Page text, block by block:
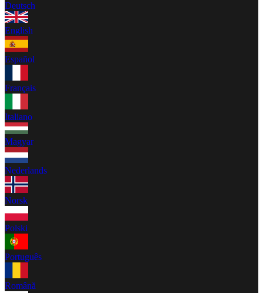
Deutsch
English
Español
Français
Italiano
Magyar
Nederlands
Norsk
Polski
Português
Română